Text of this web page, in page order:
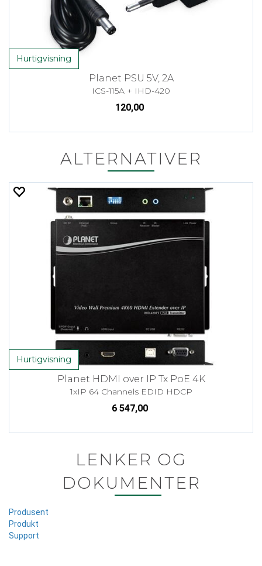
Hurtigvisning
Planet PSU 5V, 2A
ICS-115A + IHD-420
120,00
ALTERNATIVER
Hurtigvisning
Planet HDMI over IP Tx PoE 4K
1xIP 64 Channels EDID HDCP
6 547,00
LENKER OG
DOKUMENTER
Produsent
Produkt
Support